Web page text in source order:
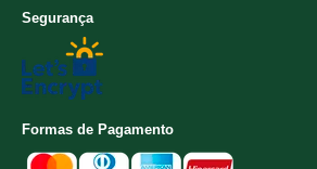
Segurança
Formas de Pagamento